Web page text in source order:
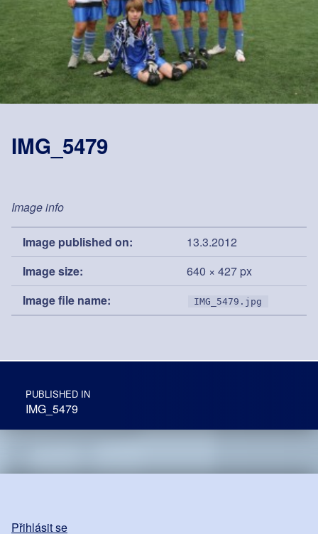
IMG_5479
Image info
Image published on:
13.3.2012
Image size:
640 × 427 px
Image file name:
IMG_5479.jpg
Post navigation
PUBLISHED IN
IMG_5479
Přihlásit se